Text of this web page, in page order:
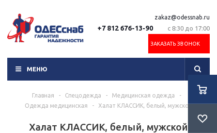
+7 812 676-13-90
zakaz@odessnab.ru
с 8:30 до 17:00
ЗАКАЗАТЬ ЗВОНОК
МЕНЮ
Главная - Спецодежда - Медицинская одежда
-
Одежда медицинская
- Халат КЛАССИК, белый, мужской
Халат КЛАССИК, белый, мужской